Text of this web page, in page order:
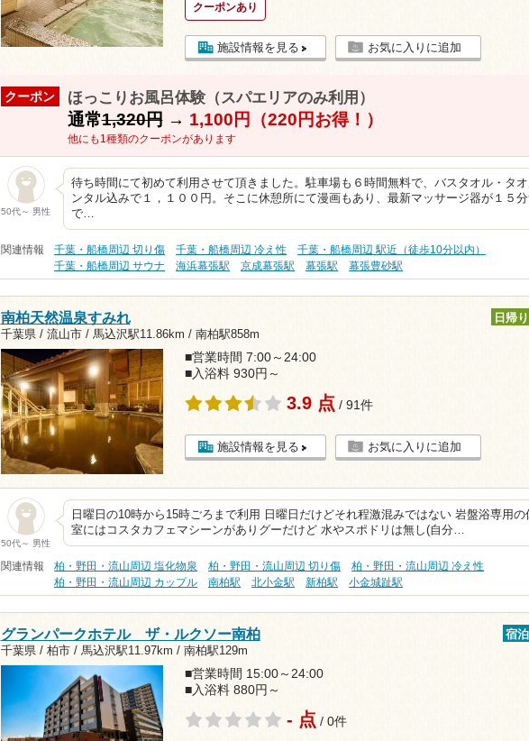
クーポンあり
施設情報を見る お気に入りに追加
クーポン ほっこりお風呂体験（スパエリアのみ利用）
通常1,320円→ 1,100円（220円お得！）
他にも1種類のクーポンがあります
50代～ 男性
待ち時間にて初めて利用させて頂きました。駐車場も６時間無料で、バスタオル・タ
ンタル込みで１，１００円。そこに休憩所にて漫画もあり、最新マッサージ器が１５
で…
関連情報 千葉・船橋周辺 切り傷 千葉・船橋周辺 冷え性
千葉・船橋周辺 駅近（徒歩10分以内）
千葉・船橋周辺 サウナ
海浜幕張駅 京成幕張駅 幕張駅 幕張豊砂駅
南柏天然温泉すみれ
千葉県 / 流山市 / 馬込沢駅11.86km / 南柏駅858m
日帰り
■営業時間 7:00～24:00
■入浴料 930円～
3.9 点 / 91件
施設情報を見る お気に入りに追加
50代～ 男性
日曜日の10時から15時ごろまで利用 日曜日だけどそれ程激混みではない 岩盤浴専用の
室にはコスタカフェマシーンがありグーだけど 水やスポドリは無し(自分…
関連情報 柏・野田・流山周辺 塩化物泉 柏・野田・流山周辺 切り傷
柏・野田・流山周辺 冷え性
柏・野田・流山周辺 カップル
南柏駅 北小金駅 新柏駅 小金城趾駅
グランパークホテル ザ・ルクソー南柏
千葉県 / 柏市 / 馬込沢駅11.97km / 南柏駅129m
宿泊
■営業時間 15:00～24:00
■入浴料 880円～
- 点 / 0件